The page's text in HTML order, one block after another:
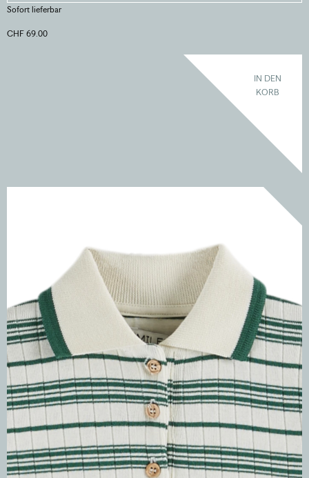
Sofort lieferbar
CHF 69.00
IN DEN
KORB